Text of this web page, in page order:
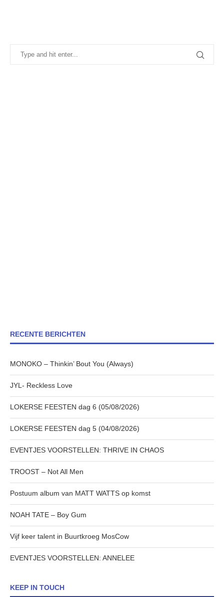
RECENTE BERICHTEN
MONOKO – Thinkin’ Bout You (Always)
JYL- Reckless Love
LOKERSE FEESTEN dag 6 (05/08/2026)
LOKERSE FEESTEN dag 5 (04/08/2026)
EVENTJES VOORSTELLEN: THRIVE IN CHAOS
TROOST – Not All Men
Postuum album van MATT WATTS op komst
NOAH TATE – Boy Gum
Vijf keer talent in Buurtkroeg MosCow
EVENTJES VOORSTELLEN: ANNELEE
KEEP IN TOUCH